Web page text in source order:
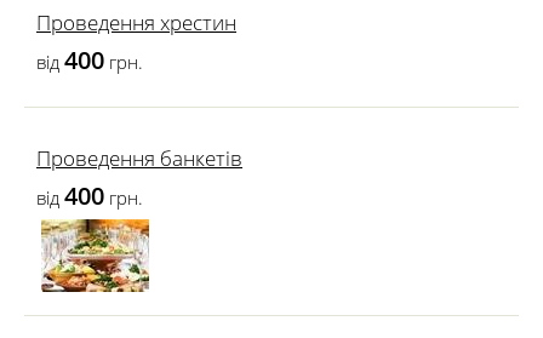
Проведення хрестин
від 400 грн.
Проведення банкетів
від 400 грн.